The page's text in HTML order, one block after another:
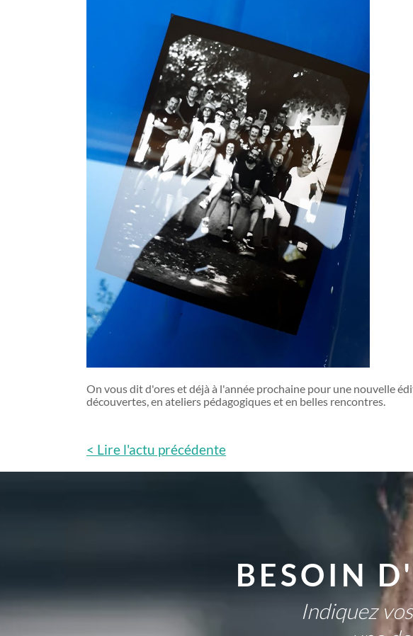
On vous dit d'ores et déjà à l'année prochaine pour une nouvelle
découvertes, en ateliers pédagogiques et en belles rencontres.
< Lire l'actu précédente
BESOIN
Indiquez